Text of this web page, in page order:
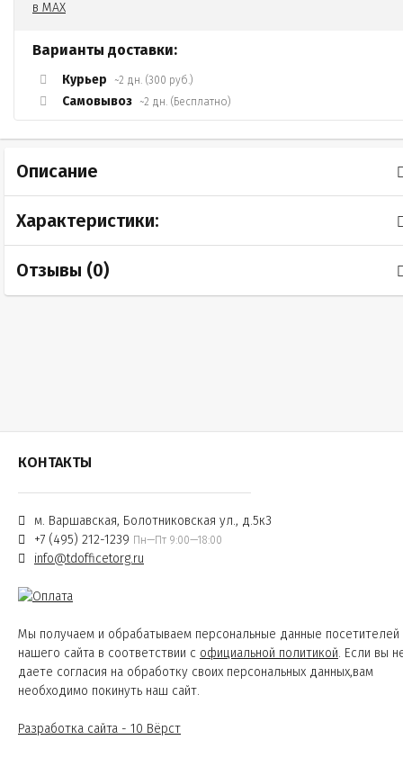
Варианты доставки:
Курьер ~2 дн. (300 руб.)
Самовывоз ~2 дн. (Бесплатно)
Описание
Характеристики:
Отзывы (0)
КОНТАКТЫ
м. Варшавская, Болотниковская ул., д.5к3
+7 (495) 212-1239 Пн—Пт 9:00—18:00
info@tdofficetorg.ru
Мы получаем и обрабатываем персональные данные посетителей
нашего сайта в соответствии с официальной политикой. Если вы
даете согласия на обработку своих персональных данных,вам
необходимо покинуть наш сайт.
Разработка сайта - 10 Вёрст